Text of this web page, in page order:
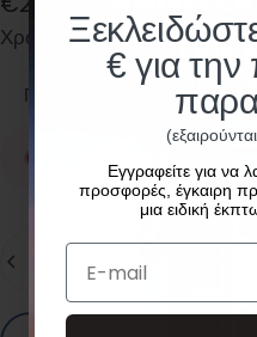
Χρωματιστά
Χρωματιστά:Γκρι
Γκρι
Ποσότητα
€ για
Εγγραφείτε για να
προσφορές, έγκαιρη
μια ειδική
E-mail